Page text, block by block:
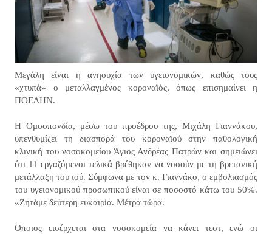
Μεγάλη είναι η ανησυχία των υγειονομικών, καθώς τους
«χτυπά» ο μεταλλαγμένος κοροναϊός, όπως επισημαίνει η
ΠΟΕΔΗΝ.
Η Ομοσπονδία, μέσω του προέδρου της, Μιχάλη Γιαννάκου,
υπενθυμίζει τη διασπορά του κοροναϊού στην παθολογική
κλινική του νοσοκομείου Άγιος Ανδρέας Πατρών και σημειώνει
ότι 11 εργαζόμενοι τελικά βρέθηκαν να νοσούν με τη βρετανική
μετάλλαξη του ιού. Σύμφωνα με τον κ. Γιαννάκο, ο εμβολιασμός
του υγειονομικού προσωπικού είναι σε ποσοστό κάτω του 50%.
«Ζητάμε δεύτερη ευκαιρία. Μέτρα τώρα.
Όποιος εισέρχεται στα νοσοκομεία να κάνει τεστ, ενώ οι